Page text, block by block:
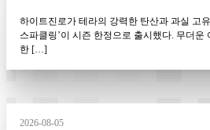
하이트진로가 테라의 강력한 탄산과 과실 고
스파클링’이 시즌 한정으로 출시했다. 무더운
한 […]
2026-08-05